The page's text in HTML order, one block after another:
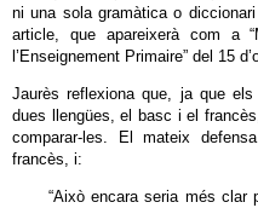
ni una sola gramàtica o
article, que apareixerà com a
l’Enseignement Primaire” del 15
Jaurès reflexiona que, ja que
dues llengües, el basc i el
comparar-les. El mateix
francès, i:
“Això encara seria més clar